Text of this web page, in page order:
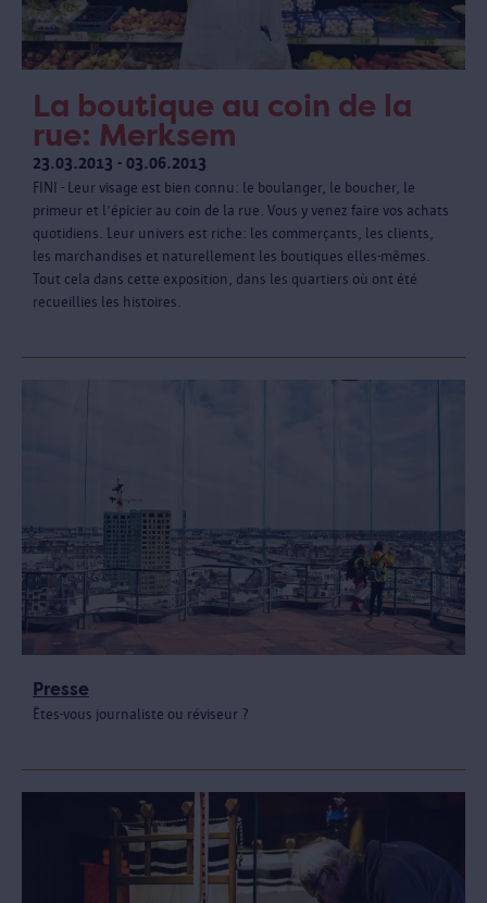
La boutique au coin de la
rue: Merksem
23.03.2013 - 03.06.2013
FINI - Leur visage est bien connu: le boulanger, le boucher, le
primeur et l’épicier au coin de la rue. Vous y venez faire vos achats
quotidiens. Leur univers est riche: les commerçants, les clients,
les marchandises et naturellement les boutiques elles-mêmes.
Tout cela dans cette exposition, dans les quartiers où ont été
recueillies les histoires.
Presse
Êtes-vous journaliste ou réviseur ?